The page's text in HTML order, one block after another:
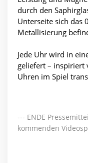
durch den
Unterseite sich das
Metallisierung
Jede Uhr wird in
geliefert – inspiriert
Uhren im Spiel
--- ENDE
kommenden